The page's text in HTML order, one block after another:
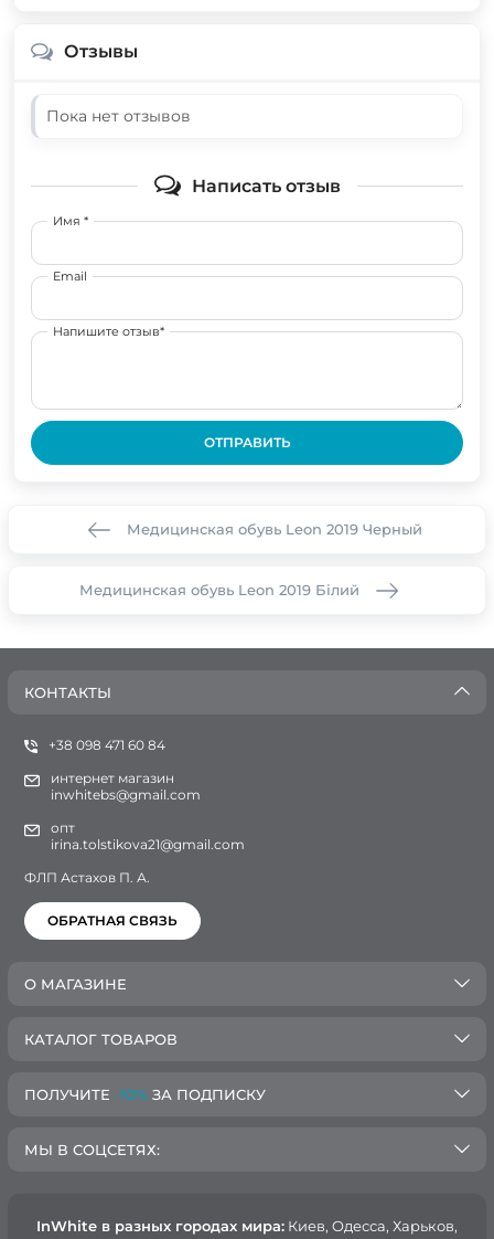
Отзывы
Пока нет отзывов
Написать отзыв
Имя *
Email
Напишите отзыв*
ОТПРАВИТЬ
Медицинская обувь Leon 2019 Черный
Медицинская обувь Leon 2019 Білий
КОНТАКТЫ
+38 098 471 60 84
интернет магазин
inwhitebs@gmail.com
опт
irina.tolstikova21@gmail.com
ФЛП Астахов П. А.
ОБРАТНАЯ СВЯЗЬ
О МАГАЗИНЕ
КАТАЛОГ ТОВАРОВ
ПОЛУЧИТЕ -10% ЗА ПОДПИСКУ
МЫ В СОЦСЕТЯХ:
InWhite в разных городах мира: Киев, Oдесса, Харьков,